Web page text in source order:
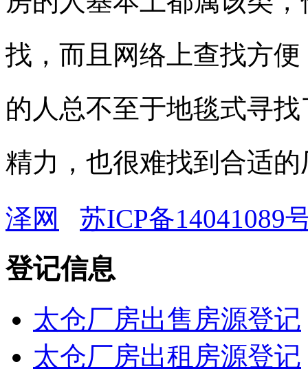
找，而且网络上查找方
的人总不至于地毯式寻
精力，也很难找到合适
泽网
苏ICP备14041089
登记信息
太仓厂房出售房源登记
太仓厂房出租房源登记